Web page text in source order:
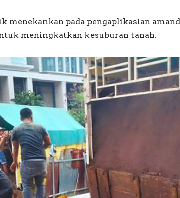
menekankan pada pengaplikasian
meningkatkan kesuburan tanah.